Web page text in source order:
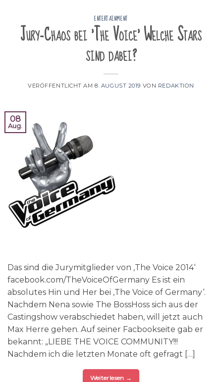
ENTERTAINMENT
Jury-Chaos bei 'The Voice' Welche Stars
sind dabei?
VERÖFFENTLICHT AM8. AUGUST 2019 VON REDAKTION
08
Aug.
Das sind die Jurymitglieder von ‚The Voice 2014‘
facebook.com/TheVoiceOfGermany Es ist ein
absolutes Hin und Her bei ‚The Voice of Germany‘.
Nachdem Nena sowie The BossHoss sich aus der
Castingshow verabschiedet haben, will jetzt auch
Max Herre gehen. Auf seiner Facbookseite gab er
bekannt: „LIEBE THE VOICE COMMUNITY!!!
Nachdem ich die letzten Monate oft gefragt […]
Weiterlesen →